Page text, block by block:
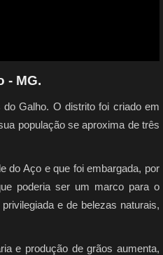
- MG.
Galho. O distrito foi criado em
população se aproxima de três
do Aço e que foi embargada, por
poderia ser um marco para o
e de belezas naturais,
e produção de grãos aumenta,